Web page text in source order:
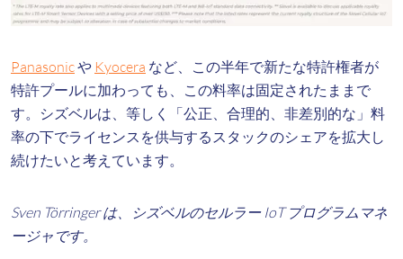
Panasonicや Kyocera など、この半年で新たな特許権者が
特許プールに加わっても、この料率は固定されたままで
す。シズベルは、等しく「公正、合理的、非差別的な」料
率の下でライセンスを供与するスタックのシェアを拡大し
続けたいと考えています。
Sven Törringer は、シズベルのセルラー IoT プログラムマネ
ージャです。